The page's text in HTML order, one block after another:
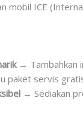
mobil ICE
→ Tambahkan
paket servis
→ Sediakan